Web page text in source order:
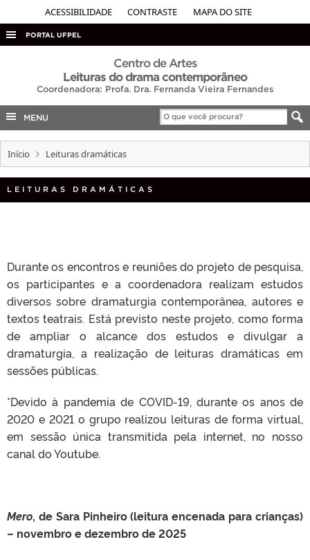
ACESSIBILIDADE CONTRASTE MAPA DO SITE
PORTAL UFPEL
ACESSO À INFORMAÇÃO
AUDITORIA
COBALTO
CONCURSOS
EDITAIS
INTERNACIONAL
Centro de Artes
Leituras do drama contemporâneo
Coordenadora: Profa. Dra. Fernanda Vieira Fernandes
MENU
Início Leituras dramáticas
LEITURAS DRAMÁTICAS
Durante os encontros e reuniões do projeto de pesquisa,
os participantes e a coordenadora realizam estudos
diversos sobre dramaturgia contemporânea, autores e
textos teatrais. Está previsto neste projeto, como forma
de ampliar o alcance dos estudos e divulgar a
dramaturgia, a realização de leituras dramáticas em
sessões públicas.
*Devido à pandemia de COVID-19, durante os anos de
2020 e 2021 o grupo realizou leituras de forma virtual,
em sessão única transmitida pela internet, no nosso
canal do Youtube.
Mero, de Sara Pinheiro (leitura encenada para crianças)
– novembro e dezembro de 2025